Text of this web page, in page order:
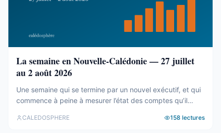
La semaine en Nouvelle-Calédonie — 27 juillet
au 2 août 2026
Une semaine qui se termine par un nouvel exécutif, et qui
commence à peine à mesurer l’état des comptes qu’il
gouvernement, et des comptes qui coincent C’est fait. Le
CALEDOSPHERE 158 lectures